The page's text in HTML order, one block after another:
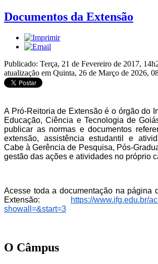
Documentos da Extensão
Publicado: Terça, 21 de Fevereiro de 2017,
atualização em Quinta, 26 de Março de 2026,
A Pró-Reitoria de Extensão é o órgão do
Educação, Ciência e Tecnologia de
publicar as normas e documentos
extensão, assistência estudantil e
Cabe à Gerência de Pesquisa, Pós-
gestão das ações e atividades no próprio
Acesse toda a documentação na página
Extensão:
https://www.ifg.edu.br/
showall=&start=3
O Câmpus